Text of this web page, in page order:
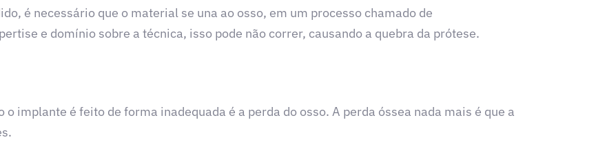
é necessário que o material se una ao osso, em um processo chamado de
e domínio sobre a técnica, isso pode não correr, causando a quebra da prótese.
implante é feito de forma inadequada é a perda do osso. A perda óssea nada mais é que a